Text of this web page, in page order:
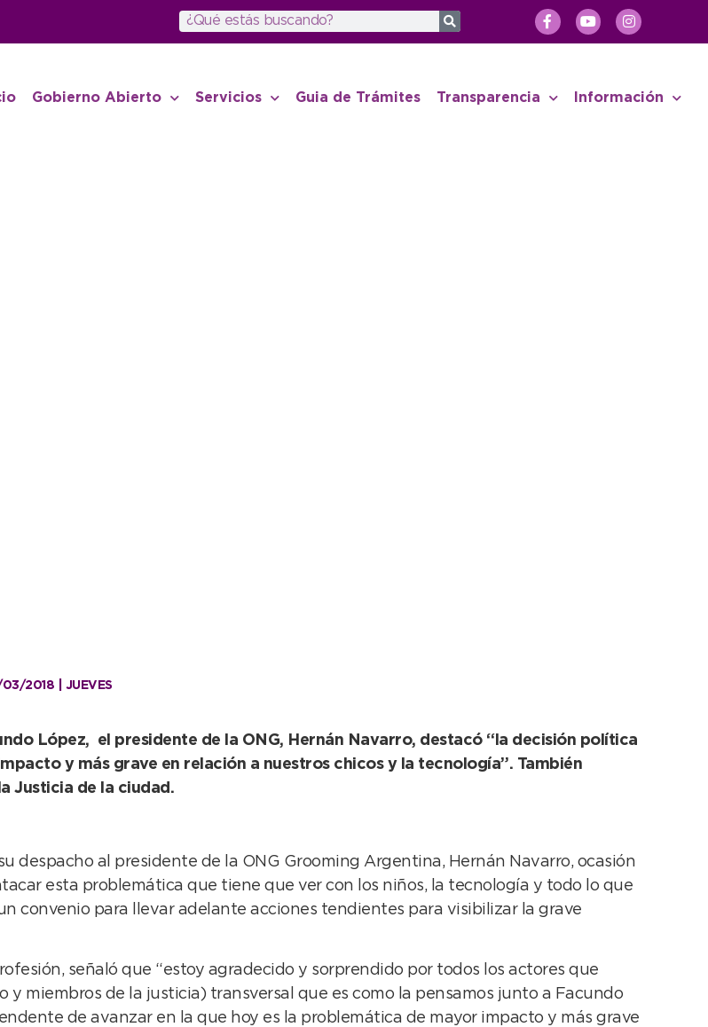
Gobierno Abierto Servicios Guia de Trámites Transparencia Información
2018 | JUEVES
López, el presidente de la ONG, Hernán Navarro, destacó “la decisión política
y más grave en relación a nuestros chicos y la tecnología”. También
Justicia de la ciudad.
despacho al presidente de la ONG Grooming Argentina, Hernán Navarro, ocasión
esta problemática que tiene que ver con los niños, la tecnología y todo lo que
convenio para llevar adelante acciones tendientes para visibilizar la grave
señaló que “estoy agradecido y sorprendido por todos los actores que
miembros de la justicia) transversal que es como la pensamos junto a Facundo
de avanzar en la que hoy es la problemática de mayor impacto y más grave